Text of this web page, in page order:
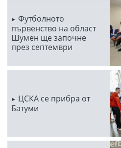
Футболното
първенство на област
Шумен ще започне
през септември
ЦСКА се прибра от
Батуми